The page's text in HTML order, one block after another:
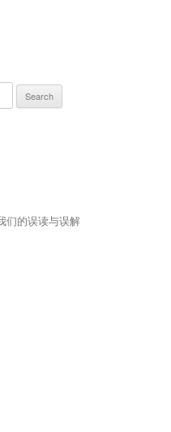
们的误读与误解